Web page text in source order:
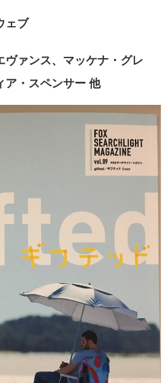
ェブ
ヴァンス、マッケナ・グレ
ア・スペンサー 他